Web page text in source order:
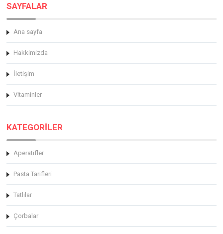
SAYFALAR
Ana sayfa
Hakkimizda
İletişim
Vitaminler
KATEGORİLER
Aperatifler
Pasta Tarifleri
Tatlılar
Çorbalar